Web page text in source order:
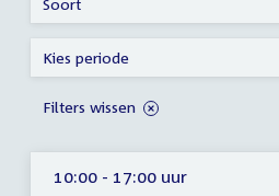
10:00 - 17:00 uur
Soort
Kies periode
Filters wissen